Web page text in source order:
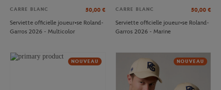
CARRE BLANC 50,00 €
Serviette officielle joueur•se Roland-
Garros 2026 - Multicolor
CARRE BLANC 50,00 €
Serviette officielle joueur•se Roland-
Garros 2026 - Marine
NOUVEAU NOUVEAU